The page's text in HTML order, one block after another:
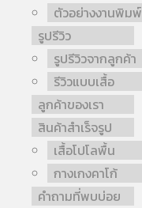
ตัวอย่างงานพิมพ์
รูปรีวิว
รูปรีวิวจากลูกค้า
รีวิวแบบเสื้อ
ลูกค้าของเรา
สินค้าสำเร็จรูป
เสื้อโปโลพื้น
กางเกงคาโก้
คำถามที่พบบ่อย